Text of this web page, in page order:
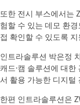
또한 전시 부스에서는
험할 수 있는 데모 환
접 확인할 수 있도록
인트라솔루션 박은정
캐드·캠 솔루션에 대
서 활용 가능한 디지털
한편 인트라솔루션은